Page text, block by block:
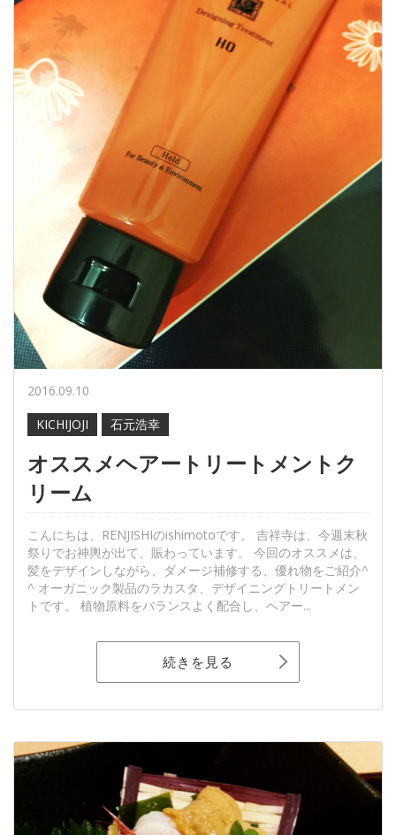
2016.09.10
KICHIJOJI
石元浩幸
オススメヘアートリートメントク
リーム
こんにちは、RENJISHIのishimotoです。 吉祥寺は、今週末秋
祭りでお神輿が出て、賑わっています。 今回のオススメは、
髪をデザインしながら、ダメージ補修する、優れ物をご紹介^
^ オーガニック製品のラカスタ、デザイニングトリートメン
トです。 植物原料をバランスよく配合し、ヘアー...
続きを見る